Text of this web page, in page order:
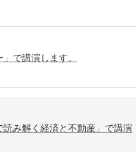
で講演します。
み解く経済と不動産」で講演